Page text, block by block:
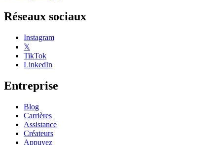
Réseaux sociaux
Instagram
𝕏
TikTok
LinkedIn
Entreprise
Blog
Carrières
Assistance
Créateurs
Appuyez